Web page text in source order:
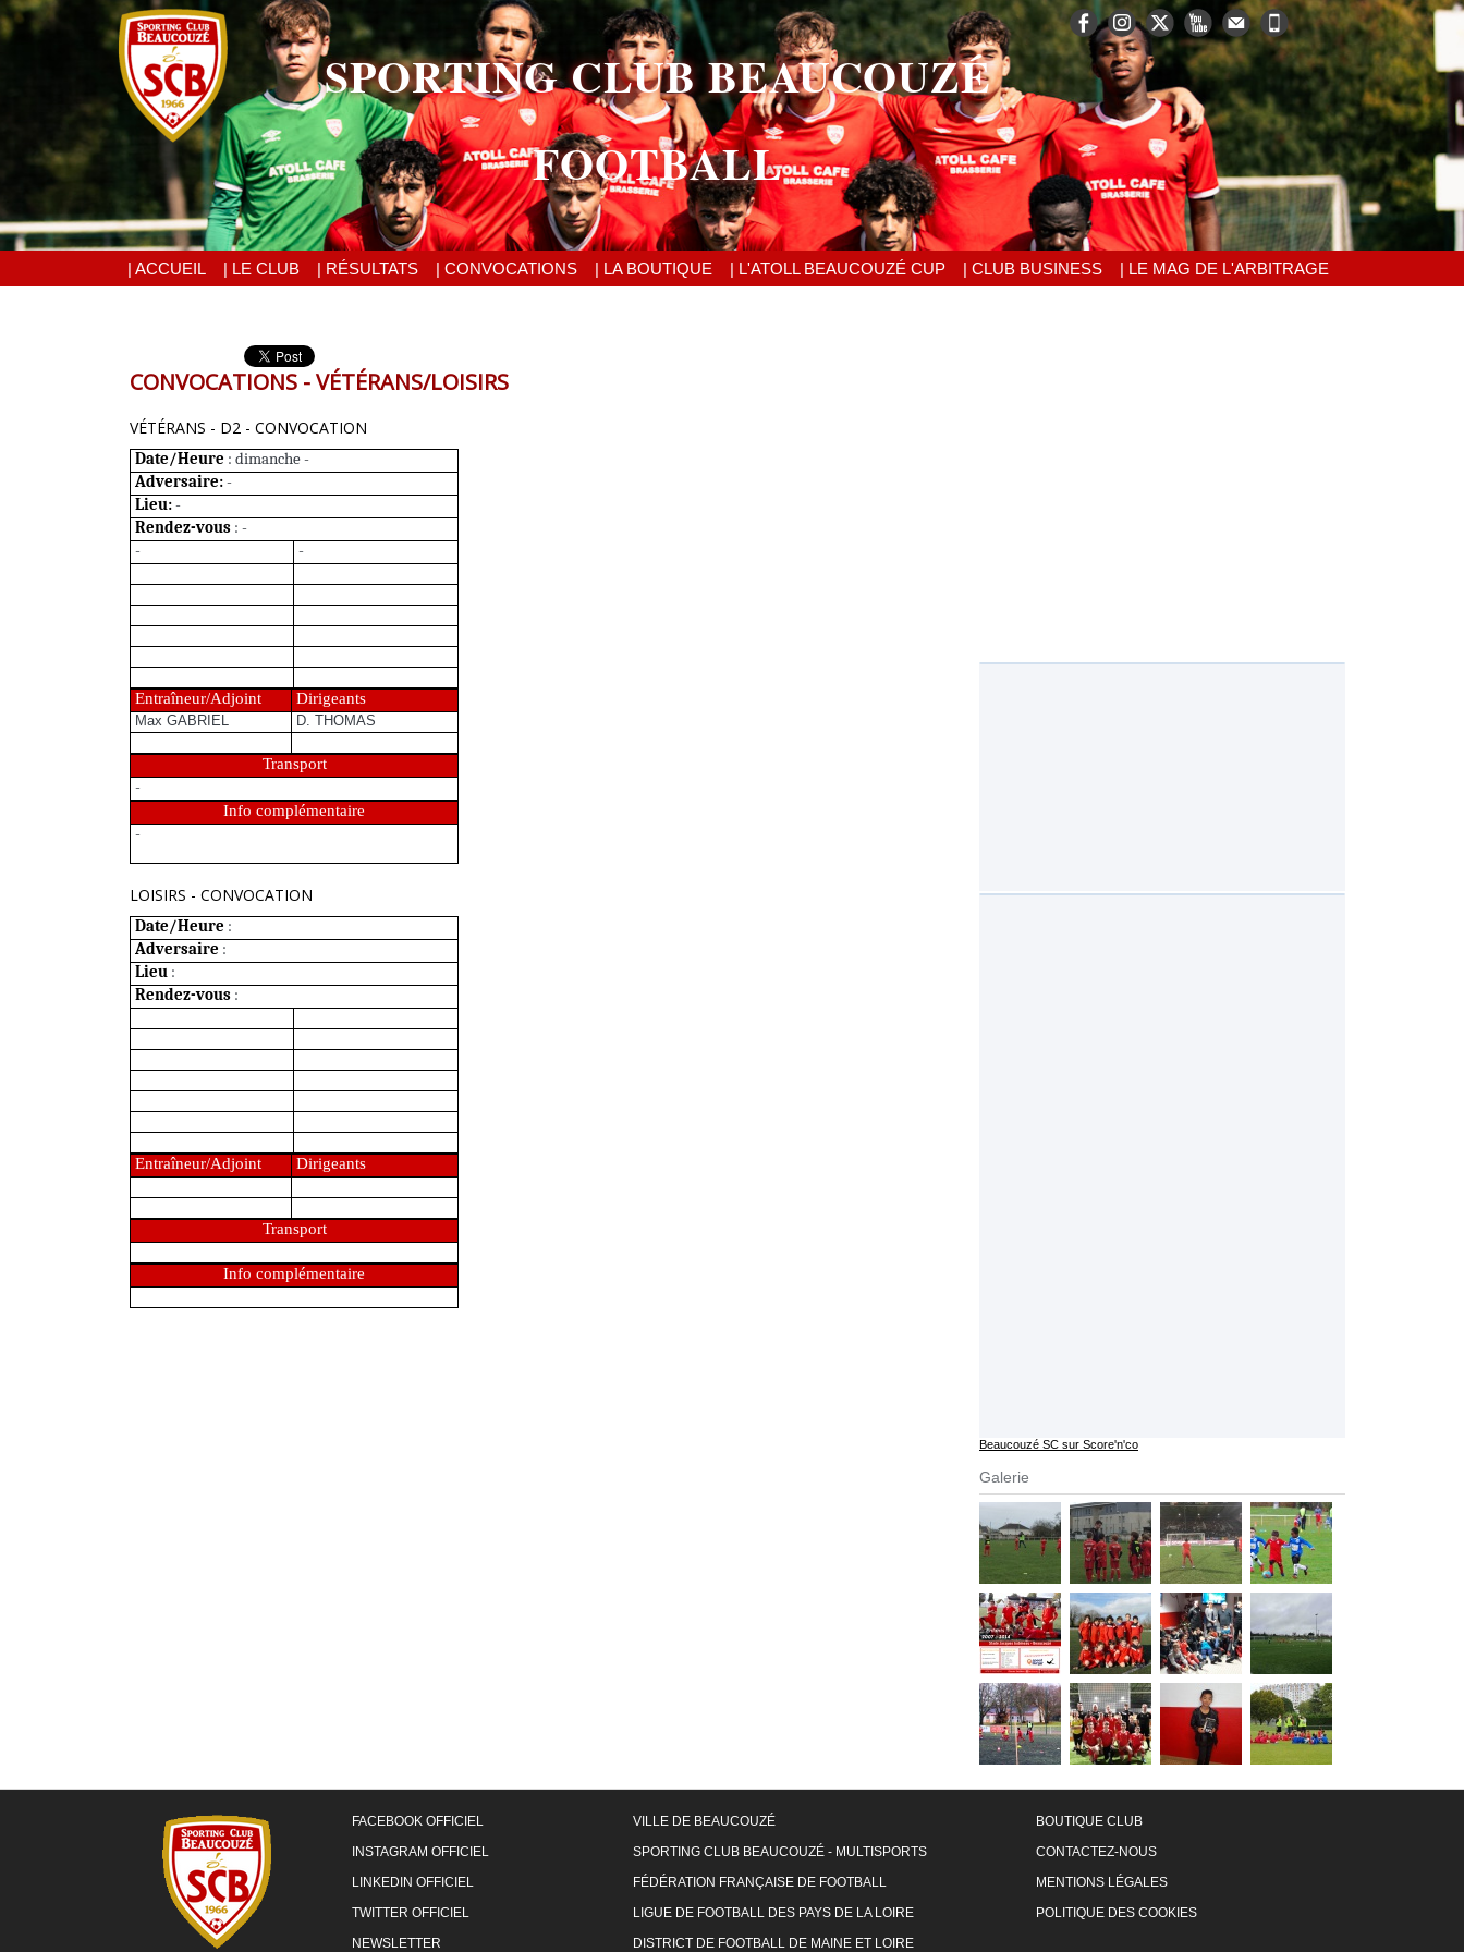
SPORTING CLUB BEAUCOUZÉ
FOOTBALL
| ACCUEIL | LE CLUB | RÉSULTATS | CONVOCATIONS | LA BOUTIQUE | L'ATOLL BEAUCOUZÉ CUP | CLUB BUSINESS | LE MAG DE L'ARBITRAGE
CONVOCATIONS - VÉTÉRANS/LOISIRS
VÉTÉRANS - D2 - CONVOCATION
Date/Heure : dimanche -
Adversaire:-
Lieu:-
Rendez-vous : -
-
-
Entraîneur/Adjoint Dirigeants
Max GABRIEL D. THOMAS
Transport
-
Info complémentaire
-
LOISIRS - CONVOCATION
Date/Heure :
Adversaire :
Lieu :
Rendez-vous :
Entraîneur/Adjoint Dirigeants
Transport
Info complémentaire
Beaucouzé SC sur Score'n'co
Galerie
FACEBOOK OFFICIEL
INSTAGRAM OFFICIEL
LINKEDIN OFFICIEL
TWITTER OFFICIEL
NEWSLETTER
VILLE DE BEAUCOUZÉ
SPORTING CLUB BEAUCOUZÉ - MULTISPORTS
FÉDÉRATION FRANÇAISE DE FOOTBALL
LIGUE DE FOOTBALL DES PAYS DE LA LOIRE
DISTRICT DE FOOTBALL DE MAINE ET LOIRE
BOUTIQUE CLUB
CONTACTEZ-NOUS
MENTIONS LÉGALES
POLITIQUE DES COOKIES